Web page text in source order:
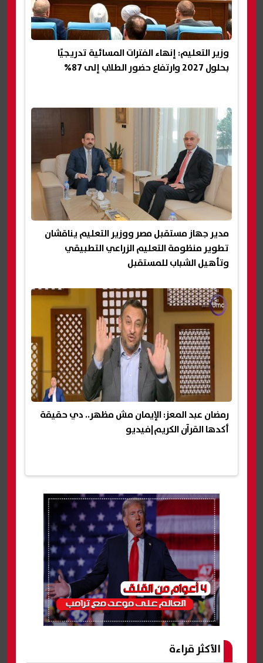
وزير التعليم: إنهاء الفترات المسائية تدريجيًا
بحلول 2027 وارتفاع حضور الطلاب إلى 87%
مدير جهاز مستقبل مصر ووزير التعليم يناقشان
تطوير منظومة التعليم الزراعي التطبيقي
وتأهيل الشباب للمستقبل
رمضان عبد المعز: الإيمان مش مظهر.. دي حقيقة
أكدها القرآن الكريم|فيديو
الأكثر قراءة